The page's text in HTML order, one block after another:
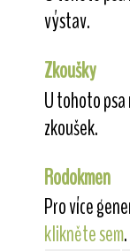
výstav.
Zkoušky
U tohoto
zkoušek.
Rodokmen
Pro více
klikněte sem.